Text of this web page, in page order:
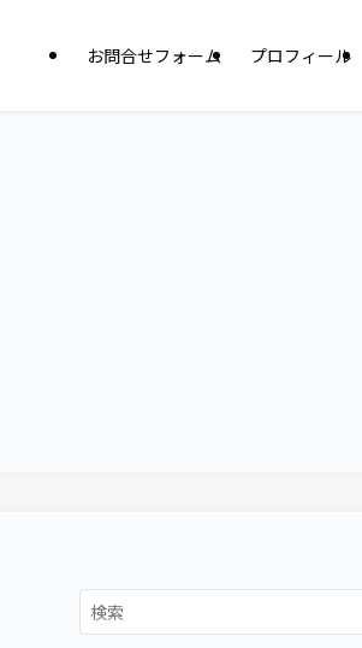
お問合せフォーム プロフィール